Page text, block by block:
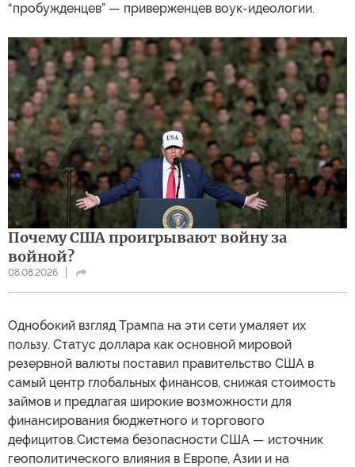
“пробужденцев” — приверженцев воук-идеологии.
Почему США проигрывают войну за
войной?
08.08.2026
Однобокий взгляд Трампа на эти сети умаляет их
пользу. Статус доллара как основной мировой
резервной валюты поставил правительство США в
самый центр глобальных финансов, снижая стоимость
займов и предлагая широкие возможности для
финансирования бюджетного и торгового
дефицитов. Система безопасности США — источник
геополитического влияния в Европе, Азии и на